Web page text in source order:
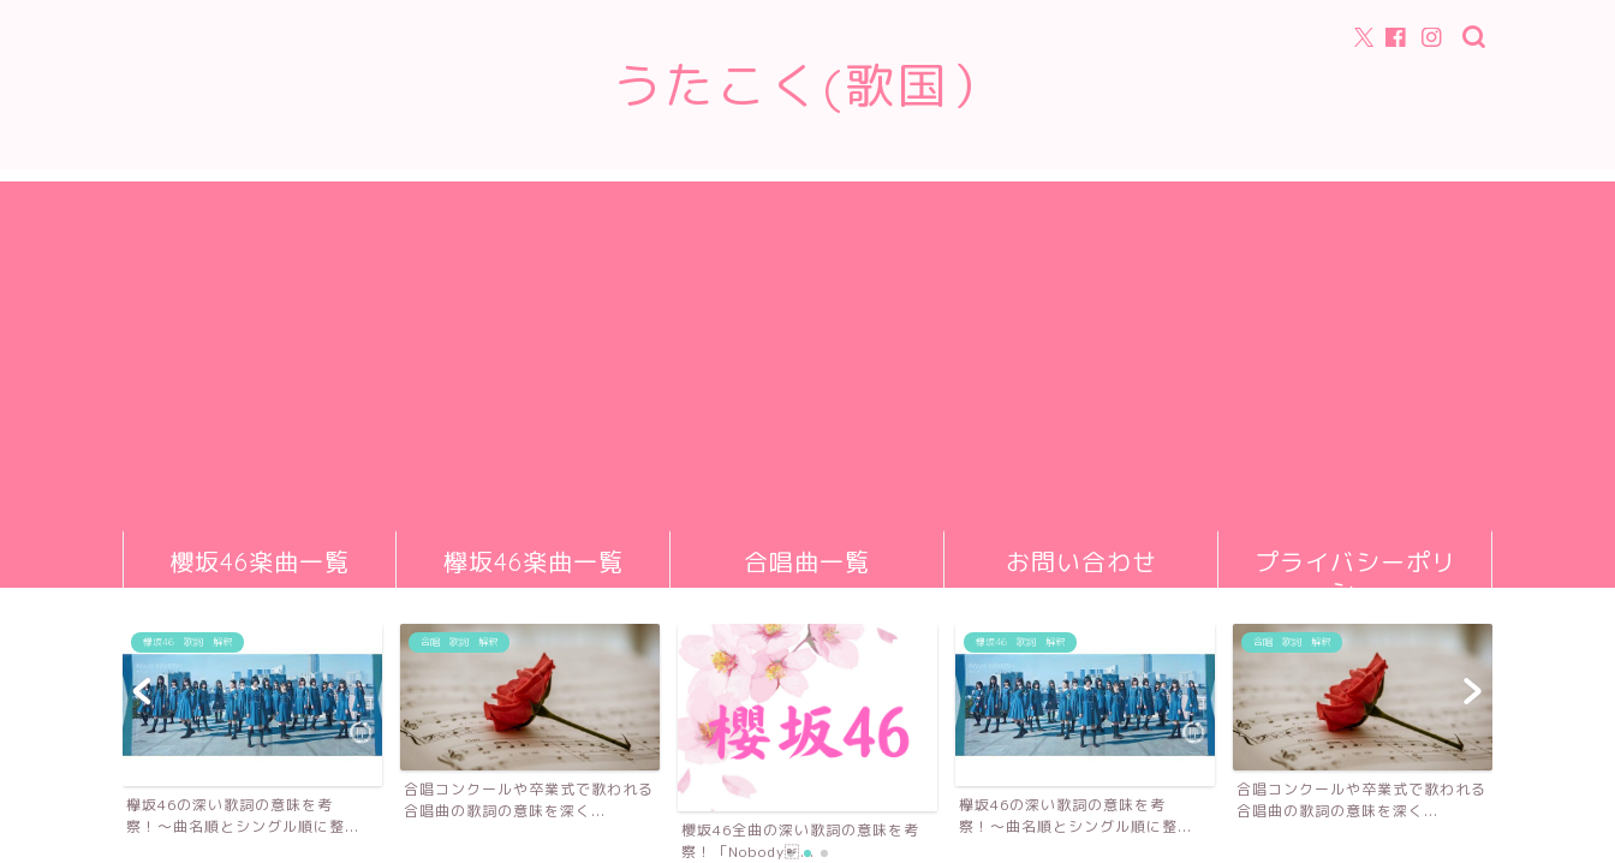
うたこく(歌国）
櫻坂46楽曲一覧 欅坂46楽曲一覧 合唱曲一覧 お問い合わせ
プライバシーポリ
シー
欅坂46 歌詞 解釈
欅坂46の深い歌詞の意味を考
察！〜曲名順とシングル順に整...
合唱 歌詞 解釈
合唱コンクールや卒業式で歌われる
合唱曲の歌詞の意味を深く...
櫻坂46全曲の深い歌詞の意味を考
察！「Nobody...
欅坂46 歌詞 解釈
欅坂46の深い歌詞の意味を考
察！〜曲名順とシングル順に整...
合唱 歌詞 解釈
合唱コンクールや卒業式で歌われる
合唱曲の歌詞の意味を深く...